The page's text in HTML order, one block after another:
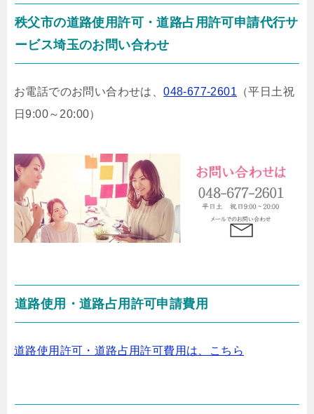
秩父市の道路使用許可・道路占用許可申請代行サ
ービス埼玉のお問い合わせ
お電話でのお問い合わせは、048-677-2601 （平日土祝
日9:00～20:00）
道路使用・道路占用許可申請費用
道路使用許可・道路占用許可費用は、こちら